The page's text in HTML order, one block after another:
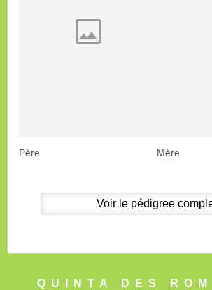
Père Mère
Voir le pédigree
QUINTA DES